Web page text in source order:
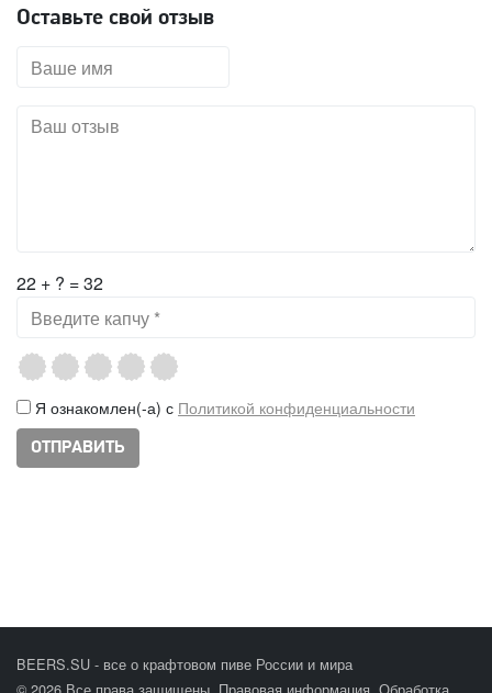
Оставьте свой отзыв
22 + ? = 32
Я ознакомлен(-а) с Политикой конфиденциальности
BEERS.SU - все о крафтовом пиве России и мира